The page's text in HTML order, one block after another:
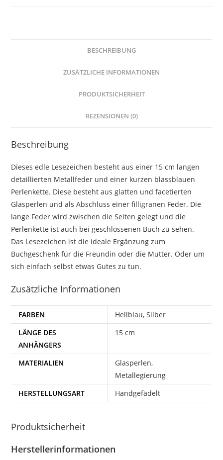
BESCHREIBUNG
ZUSÄTZLICHE INFORMATIONEN
PRODUKTSICHERHEIT
REZENSIONEN (0)
Beschreibung
Dieses edle Lesezeichen besteht aus einer 15 cm langen
detaillierten Metallfeder und einer kurzen blassblauen
Perlenkette. Diese besteht aus glatten und facetierten
Glasperlen und als Abschluss einer filligranen Feder. Die
lange Feder wird zwischen die Seiten gelegt und die
Perlenkette ist auch bei geschlossenen Buch zu sehen.
Das Lesezeichen ist die ideale Ergänzung zum
Buchgeschenk für die Freundin oder die Mutter. Oder um
sich einfach selbst etwas Gutes zu tun.
Zusätzliche Informationen
FARBEN
Hellblau, Silber
LÄNGE DES
ANHÄNGERS
15 cm
MATERIALIEN
Glasperlen,
Metallegierung
HERSTELLUNGSART
Handgefädelt
Produktsicherheit
Herstellerinformationen